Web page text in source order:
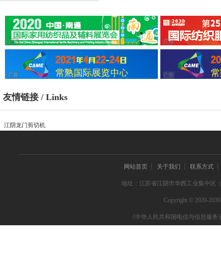
百斯特（江阴）国际贸易有限
高邮市福珍编织带厂
上海御宇编织带厂
广告 广告
广告 广告
友情链接 / Links
江阴龙门剪切机
网站首页 关于我们 联系方式
地址：江苏省江阴市华西工业集中区
Copyright © 2020-
《中华人民共和国电信与信息服